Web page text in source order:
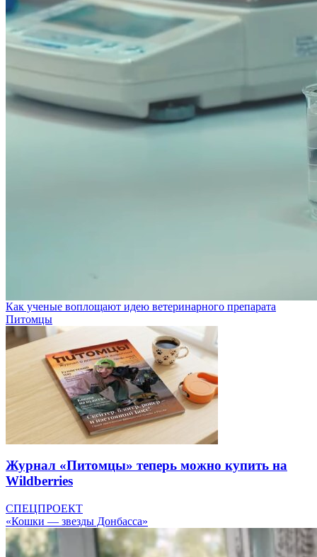
Как ученые воплощают идею ветеринарного препарата
Питомцы
Журнал «Питомцы» теперь можно купить на
Wildberries
СПЕЦПРОЕКТ
«Кошки — звезды Донбасса»